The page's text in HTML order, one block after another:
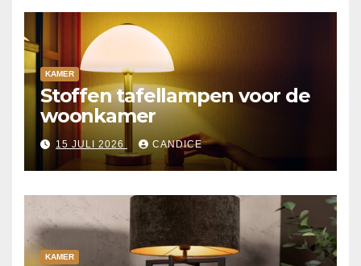
KAMER
Stoffen tafellampen voor de
woonkamer
15 JULI 2026 CANDICE
KAMER